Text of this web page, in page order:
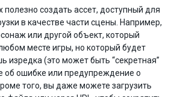
полезно создать ассет, доступный для
в качестве части сцены. Например,
или другой объект, который
месте игры, но который будет
изредка (это может быть “секретная”
об ошибке или предупреждение о
того, вы даже можете загрузить